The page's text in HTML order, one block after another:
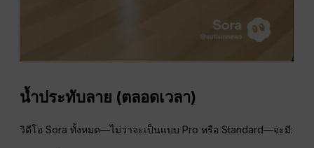
น้ำประทับลาย (ตลอดเวลา)
วิดีโอ Sora ทั้งหมด—ไม่ว่าจะเป็นแบบ Pro หรือ Standard—จะมี: